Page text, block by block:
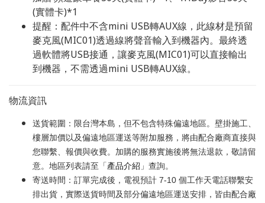
(實體卡)*1
提醒：配件中不含mini USB轉AUX線，此線材是預留
麥克風(MIC01)透過線將聲音輸入到機器內。最終透
過軟體將USB接通，讓麥克風(MIC01)可以直接輸出
到機器，不需透過mini USB轉AUX線。
物流資訊
送貨範圍：限台灣本島，但不包含特殊偏遠地區。壁掛施工、
樓層加價以及偏遠地區運送等附加服務，將由配合廠商直接與
您聯繫、報價與收費。加購的服務實施後將無法退款，敬請留
意。地區列表請至「產品介紹 」查詢。
寄送時間：訂單完成後，電視預計 7-10 個工作天電話聯繫安
排出貨，實際送貨時間及部分偏遠地區運送安排，皆由配合廠